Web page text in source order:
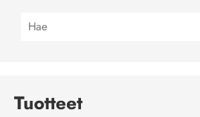
Tuotteet